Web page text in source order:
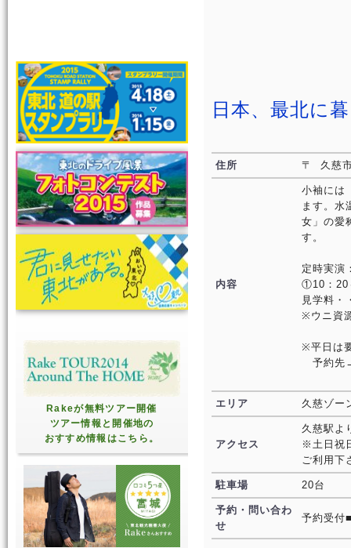
Rakeが無料ツアー開催
ツアー情報と開催地の
おすすめ情報はこちら。
日本、最北に
住所 〒 久慈
内容
小袖には
ます。水
女」の愛
す。
定時実
①10：20
見学料・
※ウニ資
※平日は
予約先
エリア 久慈ゾー
アクセス
久慈駅よ
※土日祝
ご利用下
駐車場 20台
予約・問い合わ
せ
予約受